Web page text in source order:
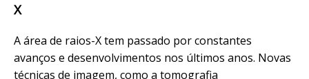
X
A área de raios-X tem passado por constantes
avanços e desenvolvimentos nos últimos anos. Novas
técnicas de imagem, como a tomografia